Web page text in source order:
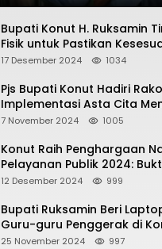
Bupati Konut H. Ruksamin
Fisik untuk Pastikan
Perencanaan
17 Desember 2024 1034
Pjs Bupati Konut Hadiri
Implementasi Asta Cita
Emas
7 November 2024 1005
Konut Raih Penghargaan
Pelayanan Publik 2024:
Menuju Pelayanan Prima
12 Desember 2024 999
Bupati Ruksamin Beri
Guru-guru Penggerak di
25 November 2024 997